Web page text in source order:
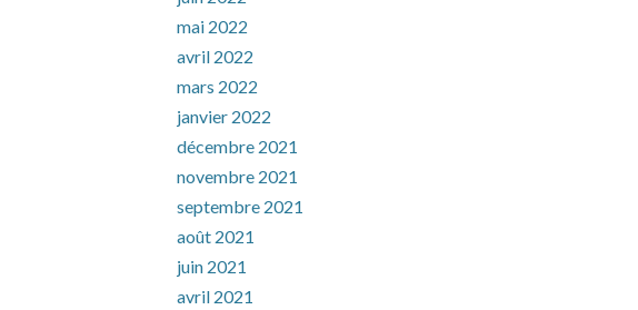
mai 2022
avril 2022
mars 2022
janvier 2022
décembre 2021
novembre 2021
septembre 2021
août 2021
juin 2021
avril 2021